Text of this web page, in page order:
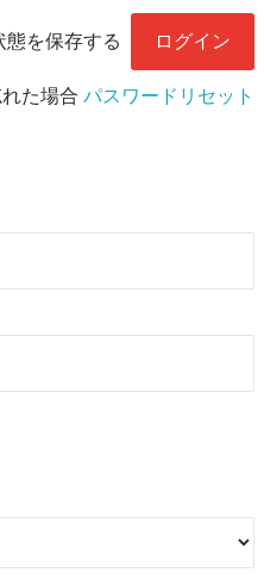
態を保存する
た場合 パスワードリセット